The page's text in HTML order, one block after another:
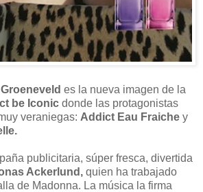
es la nueva imagen de la
be Iconic donde las protagonistas
veraniegas: Addict Eau Fraiche y
publicitaria, súper fresca, divertida
Ackerlund, quien ha trabajado
de Madonna. La música la firma